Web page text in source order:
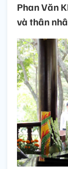
Phan Văn
và thân